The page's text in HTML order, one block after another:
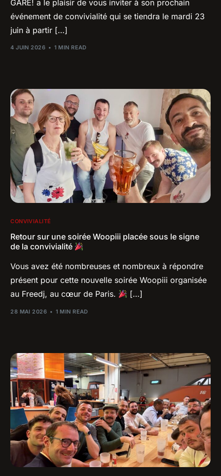
GARE! a le plaisir de vous inviter à son prochain
événement de convivialité qui se tiendra le mardi 23
juin à partir […]
4 JUIN 2026 1 MIN READ
CONVIVIALITÉ
Retour sur une soirée Woopiii placée sous le signe
de la convivialité
Vous avez été nombreuses et nombreux à répondre
présent pour cette nouvelle soirée Woopiii organisée
au Freedj, au cœur de Paris.
[…]
28 MAI 2026 1 MIN READ